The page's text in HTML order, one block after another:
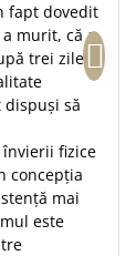
fapt dovedit
murit, că a
trei zile şi
să
învierii fizice
concepţia
mai
este